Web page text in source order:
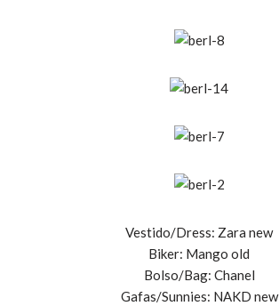
Vestido/Dress: Zara new
Biker: Mango old
Bolso/Bag: Chanel
Gafas/Sunnies: NAKD new